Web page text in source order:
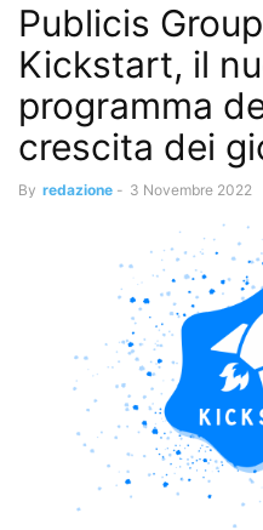
Publicis
Kickstart, il
programma
crescita dei
By redazione - 3 Novembre 2022